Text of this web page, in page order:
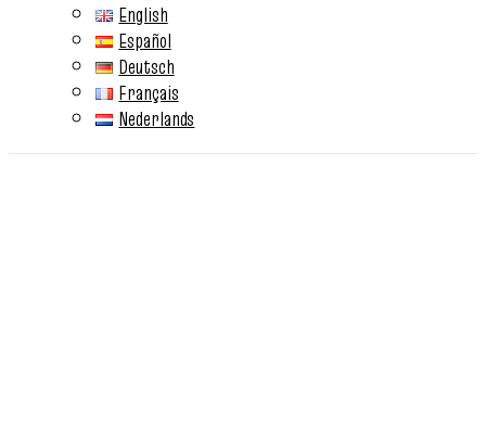
English
Español
Deutsch
Français
Nederlands